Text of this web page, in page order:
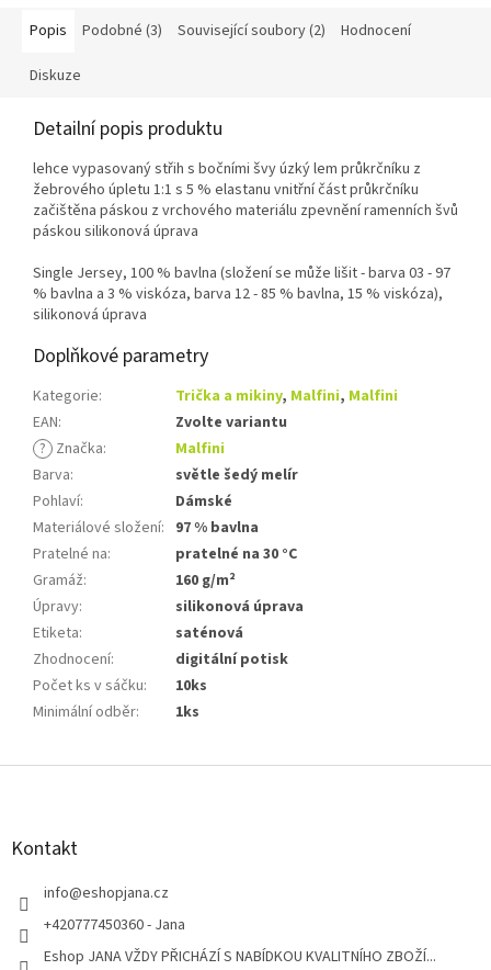
Popis Podobné (3) Související soubory (2) Hodnocení
Diskuze
Detailní popis produktu
lehce vypasovaný střih s bočními švy úzký lem průkrčníku z
žebrového úpletu 1:1 s 5 % elastanu vnitřní část průkrčníku
začištěna páskou z vrchového materiálu zpevnění ramenních švů
páskou silikonová úprava
Single Jersey, 100 % bavlna (složení se může lišit - barva 03 - 97
% bavlna a 3 % viskóza, barva 12 - 85 % bavlna, 15 % viskóza),
silikonová úprava
Doplňkové parametry
Kategorie: Trička a mikiny, Malfini, Malfini
EAN:
Zvolte variantu
? Značka:
Malfini
Barva:
světle šedý melír
Pohlaví:
Dámské
Materiálové složení: 97 % bavlna
Pratelné na:
pratelné na 30 °C
Gramáž:
160 g/m²
Úpravy:
silikonová úprava
Etiketa:
saténová
Zhodnocení:
digitální potisk
Počet ks v sáčku:
10ks
Minimální odběr: 1ks
Z
Kontakt
info@eshopjana.cz
+420777450360 - Jana
Eshop JANA VŽDY PŘICHÁZÍ S NABÍDKOU KVALITNÍHO ZBOŽÍ...